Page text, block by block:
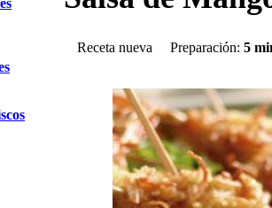
Receta nueva Preparación: 5